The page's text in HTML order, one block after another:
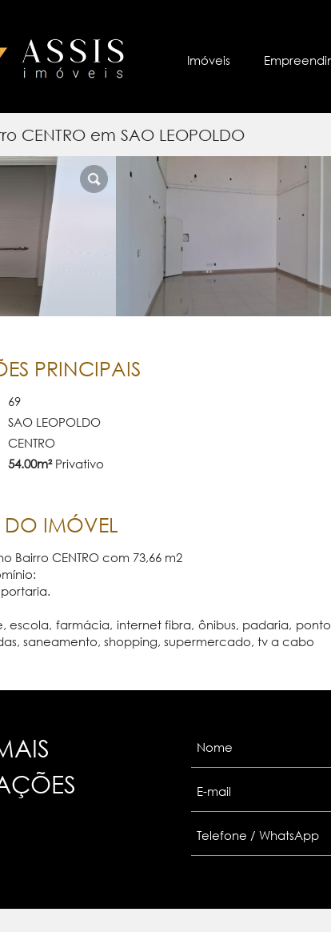
Imóveis
CENTRO em SAO LEOPOLDO
PRINCIPAIS
69
SAO LEOPOLDO
CENTRO
54.00m²Privativo
DO IMÓVEL
Bairro CENTRO com 73,66 m2
escola, farmácia, internet fibra, ônibus, padaria,
saneamento, shopping, supermercado, tv a cabo